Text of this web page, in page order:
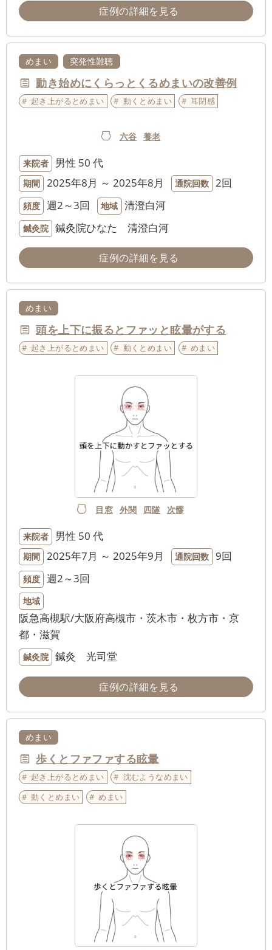
症例の詳細を見る
めまい 突発性難聴
動き始めにくらっとくるめまいの改善例
起き上がるとめまい 動くとめまい 耳閉感
六谷 養老
来院者 男性 50 代
期間 2025年8月 ～ 2025年8月 通院回数 2回
頻度 週2～3回 地域 清澄白河
鍼灸院 鍼灸院ひなた 清澄白河
症例の詳細を見る
めまい
頭を上下に振るとファッと眩暈がする
起き上がるとめまい 動くとめまい めまい
目窓 外関 四隧 次髎
来院者 男性 50 代
期間 2025年7月 ～ 2025年9月 通院回数 9回
頻度 週2～3回
地域
阪急高槻駅/大阪府高槻市・茨木市・枚方市・京
都・滋賀
鍼灸院 鍼灸 光司堂
症例の詳細を見る
めまい
歩くとファファする眩暈
起き上がるとめまい
沈むようなめまい
動くとめまい
めまい